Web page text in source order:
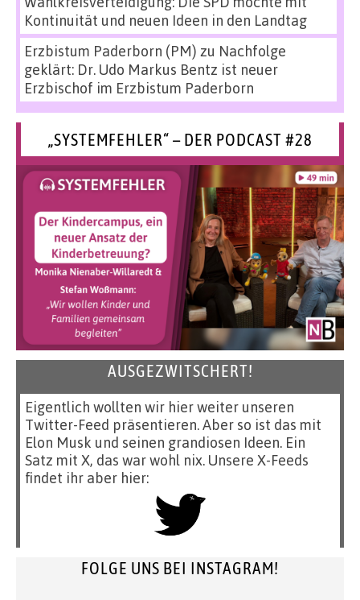
Kontinuität und neuen Ideen in den Landtag
Erzbistum Paderborn (PM) zu Nachfolge
geklärt: Dr. Udo Markus Bentz ist neuer
Erzbischof im Erzbistum Paderborn
„SYSTEMFEHLER“ – DER PODCAST #28
AUSGEZWITSCHERT!
Eigentlich wollten wir hier weiter unseren
Twitter-Feed präsentieren. Aber so ist das mit
Elon Musk und seinen grandiosen Ideen. Ein
Satz mit X, das war wohl nix. Unsere X-Feeds
findet ihr aber hier:
FOLGE UNS BEI INSTAGRAM!